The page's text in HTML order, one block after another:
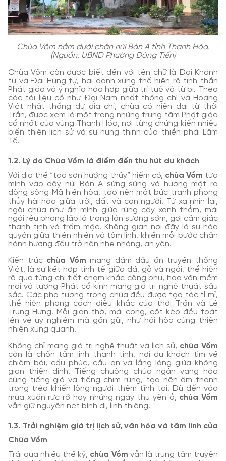
Chùa Vồm nằm dưới chân núi Bàn A tỉnh Thanh Hóa.
(Nguồn: UBND Phường Đông Tiến)
Chùa Vồm còn được biết đến với tên chữ là Đại Khánh
tự và Đại Hùng tự, hai danh xưng thể hiện rõ tinh thần
Phật giáo và ý nghĩa hòa hợp giữa trí tuệ và từ bi. Theo
các tài liệu cổ như Đại Nam nhất thống chí và Hoàng
Việt nhất thống dư địa chí, chùa có niên đại từ thời
Trần, được xem là một trong những trung tâm Phật giáo
cổ nhất của vùng Thanh Hóa, nơi từng chứng kiến nhiều
biến thiên lịch sử và sự hưng thịnh của thiền phái Lâm
Tế.
1.2. Lý do Chùa Vồm là điểm đến thu hút du khách
Với địa thế “tọa sơn hướng thủy” hiếm có, chùa Vồm tựa
mình vào dãy núi Bàn A sừng sững và hướng mặt ra
dòng sông Mã hiền hòa, tạo nên một bức tranh phong
thủy hài hòa giữa trời, đất và con người. Từ xa nhìn lại,
ngôi chùa như ẩn mình giữa rừng cây xanh thẳm, mái
ngói rêu phong lấp ló trong làn sương sớm, gợi cảm giác
thanh tịnh và trầm mặc. Không gian nơi đây là sự hòa
quyện giữa thiên nhiên và tâm linh, khiến mỗi bước chân
hành hương đều trở nên nhẹ nhàng, an yên.
Kiến trúc chùa Vồm mang đậm dấu ấn truyền thống
Việt, là sự kết hợp tinh tế giữa đá, gỗ và ngói, thể hiện
rõ qua từng chi tiết chạm khắc công phu, hoa văn mềm
mại và tượng Phật cổ kính mang giá trị nghệ thuật sâu
sắc. Các pho tượng trong chùa đều được tạo tác tỉ mỉ,
thể hiện phong cách điêu khắc của thời Trần và Lê
Trung Hưng. Mỗi gian thờ, mái cong, cột kèo đều toát
lên vẻ uy nghiêm mà gần gũi, như hài hòa cùng thiên
nhiên xung quanh.
Không chỉ mang giá trị nghệ thuật và lịch sử, chùa Vồm
còn là chốn tâm linh thanh tịnh, nơi du khách tìm về
chiêm bái, cầu phúc, cầu an và lắng lòng giữa không
gian thiền định. Tiếng chuông chùa ngân vang hòa
cùng tiếng gió và tiếng chim rừng, tạo nên âm thanh
trong trẻo khiến lòng người thêm tĩnh tại. Dù đến vào
mùa xuân rực rỡ hay những ngày thu yên ả, chùa Vồm
vẫn giữ nguyên nét bình dị, linh thiêng.
1.3. Trải nghiệm giá trị lịch sử, văn hóa và tâm linh của
Chùa Vồm
Trải qua nhiều thế kỷ, chùa Vồm vẫn là trung tâm truyền